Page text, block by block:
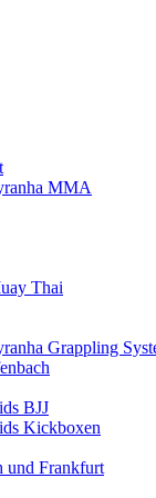
MMA
Thai
Grappling
BJJ
Kickboxen
und Frankfurt